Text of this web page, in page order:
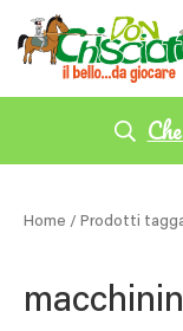
Home / Prodotti